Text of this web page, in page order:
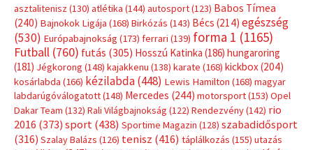
asztalitenisz (130) atlétika (144) autosport(123) Babos Tímea
(240) Bajnokok Ligája (168) Birkózás (143) Bécs (214) egészség
(530) Európabajnokság (173) ferrari (139) forma 1 (1165)
Futball (760) futás (305) Hosszú Katinka (186) hungaroring
(181) Jégkorong (148) kajakkenu (138) karate (168) kickbox(204)
kosárlabda (166) kézilabda(448) Lewis Hamilton (168) magyar
labdarúgóválogatott(148) Mercedes (244) motorsport(153) Opel
Dakar Team (132) Rali Világbajnokság (122) Rendezvény(142) rio
2016 (373) sport(438) Sportime Magazin (128) szabadidősport
(316) Szalay Balázs (126) tenisz (416) táplálkozás (155) utazás